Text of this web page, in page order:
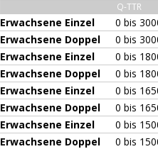
Q-TTR
Erwachsene Einzel
0 bis
Erwachsene Doppel
0 bis
Erwachsene Einzel
0 bis
Erwachsene Doppel
0 bis
Erwachsene Einzel
0 bis
Erwachsene Doppel
0 bis
Erwachsene Einzel
0 bis
Erwachsene Doppel
0 bis